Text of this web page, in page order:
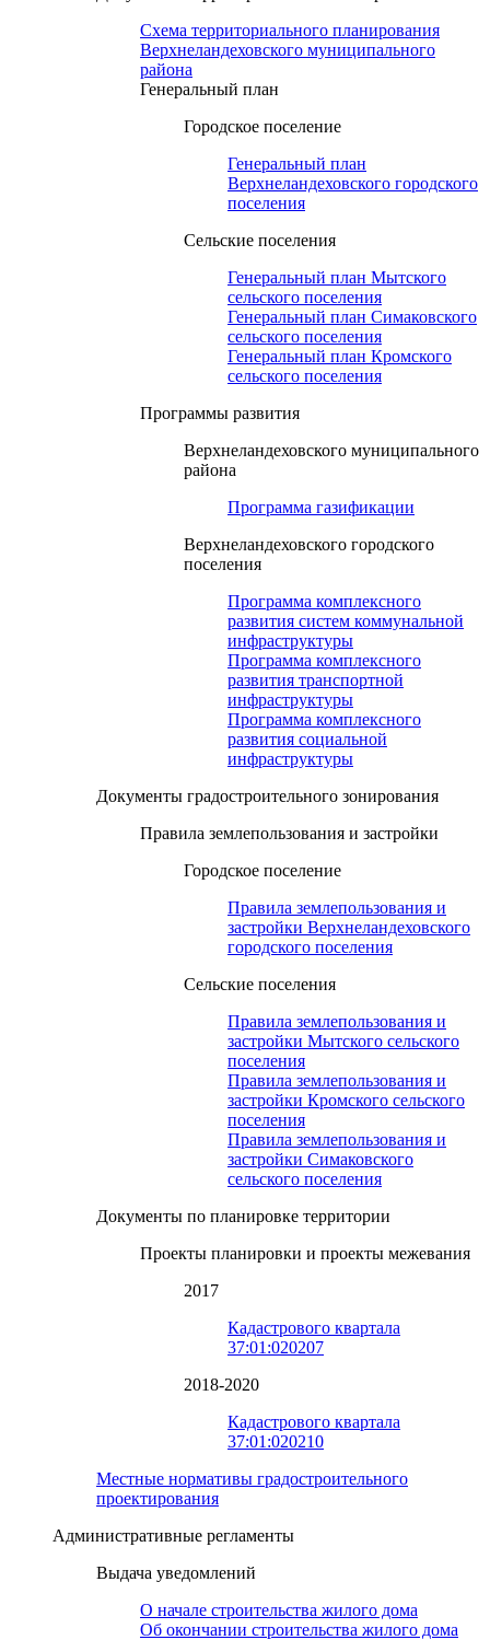
Схема территориального планирования
Верхнеландеховского муниципального
района
Генеральный план
Городское поселение
Генеральный план
Верхнеландеховского городского
поселения
Сельские поселения
Генеральный план Мытского
сельского поселения
Генеральный план Симаковского
сельского поселения
Генеральный план Кромского
сельского поселения
Программы развития
Верхнеландеховского муниципального
района
Программа газификации
Верхнеландеховского городского
поселения
Программа комплексного
развития систем коммунальной
инфраструктуры
Программа комплексного
развития транспортной
инфраструктуры
Программа комплексного
развития социальной
инфраструктуры
Документы градостроительного зонирования
Правила землепользования и застройки
Городское поселение
Правила землепользования и
застройки Верхнеландеховского
городского поселения
Сельские поселения
Правила землепользования и
застройки Мытского сельского
поселения
Правила землепользования и
застройки Кромского сельского
поселения
Правила землепользования и
застройки Симаковского
сельского поселения
Документы по планировке территории
Проекты планировки и проекты межевания
2017
Кадастрового квартала
37:01:020207
2018-2020
Кадастрового квартала
37:01:020210
Местные нормативы градостроительного
проектирования
Административные регламенты
Выдача уведомлений
О начале строительства жилого дома
Об окончании строительства жилого дома